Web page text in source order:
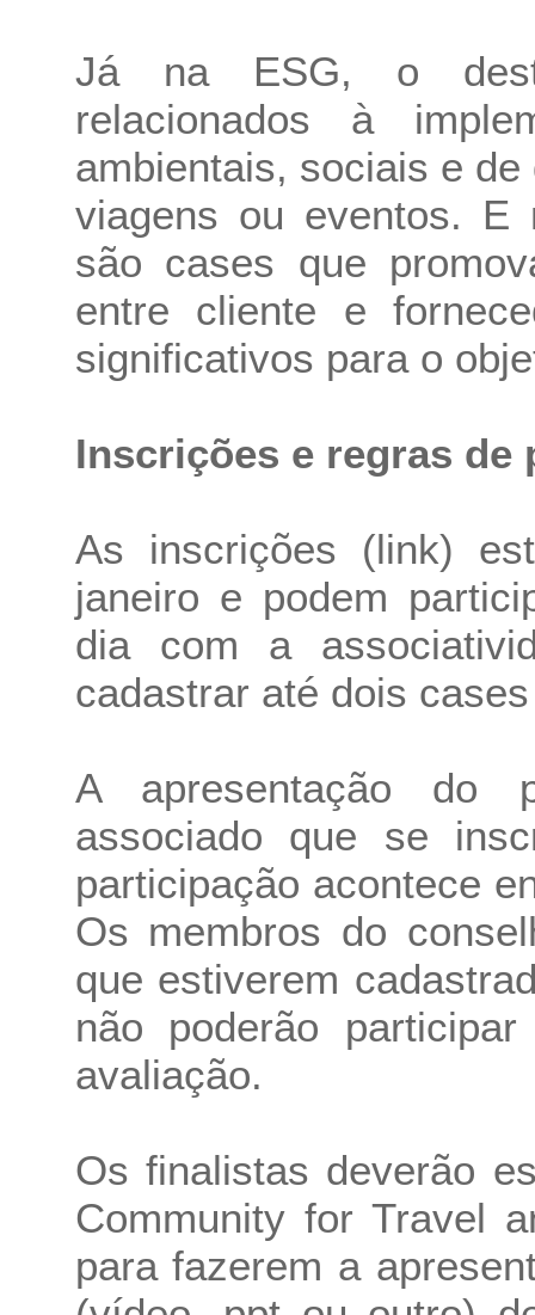
Já na ESG, o
relacionados à
ambientais, sociais e
viagens ou eventos. E
são cases que
entre cliente e
significativos para o
Inscrições e regras de
As inscrições (link)
janeiro e podem
dia com a
cadastrar até dois
A apresentação do
associado que se
participação acontece
Os membros do
que estiverem
não poderão
avaliação.
Os finalistas deverão
Community for Travel
para fazerem a